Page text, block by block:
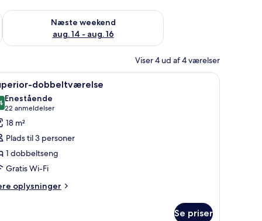
aug. 7 - aug. 9
Næste weekend
aug. 14 - aug. 16
Tjek tilgængelighed for næste weekend aug. 14 - aug. 16
Viser 4 ud af 4 værelser
og en dør til et andet rum. Et hotelværelse med en seng, blomstrede
6 dobbeltværelse
ud af 10
Enestående
22 anmeldelser
(22
anmeldelser)
18 m²
Plads til 3 personer
1 dobbeltseng
Gratis Wi-Fi
oplysninger
Se priser